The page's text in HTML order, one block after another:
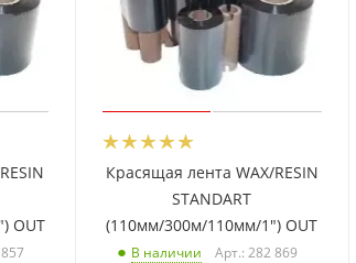
OUT
Красящая лента WAX/RESIN
STANDART
(110мм/300м/110мм/1") OUT
В наличии Арт.: 282 869